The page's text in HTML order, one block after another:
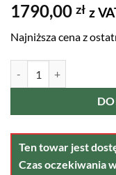
1790,00 zł z
Najniższa cena z
Ten towar jest
Czas oczekiwania